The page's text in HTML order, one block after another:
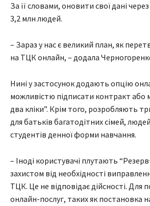
За її словами, оновити свої дані
3,2 млн людей.
– Зараз у нас є великий план, як
на ТЦК онлайн, – додала
Нині у застосунок додають опцію
можливістю підписати контракт або
два кліки”. Крім того, розробляють
для батьків багатодітних сімей,
студентів денної форми навчання.
– Іноді користувачі плутають
захистом від необхідності
ТЦК. Це не відповідає дійсності. Для
онлайн-послуг, таких як постановка